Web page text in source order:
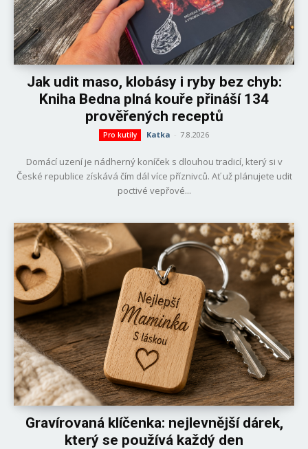
Jak udit maso, klobásy i ryby bez chyb:
Kniha Bedna plná kouře přináší 134
prověřených receptů
Pro kutily Katka - 7.8.2026
Domácí uzení je nádherný koníček s dlouhou tradicí, který si v
České republice získává čím dál více příznivců. Ať už plánujete udit
poctivé vepřové...
Gravírovaná klíčenka: nejlevnější dárek,
který se používá každý den